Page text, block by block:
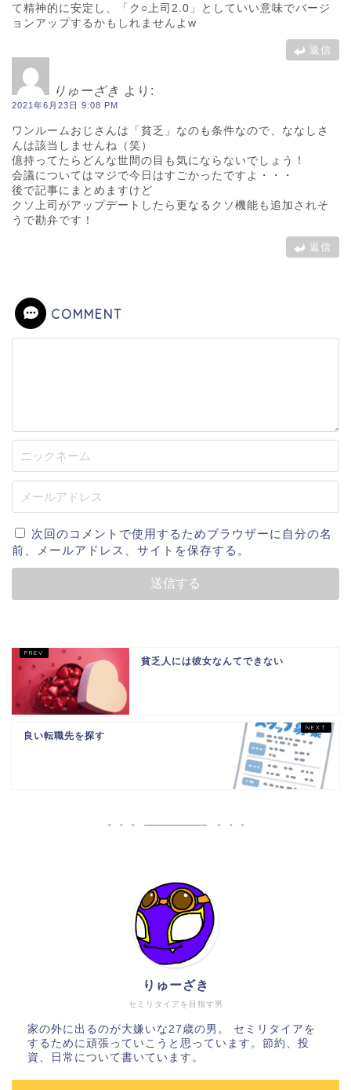
て精神的に安定し、「ク○上司2.0」としていい意味でバージ
ョンアップするかもしれませんよw
返信
りゅーざき より:
2021年6月23日 9:08 PM
ワンルームおじさんは「貧乏」なのも条件なので、ななしさ
んは該当しませんね（笑）
億持ってたらどんな世間の目も気にならないでしょう！
会議についてはマジで今日はすごかったですよ・・・
後で記事にまとめますけど
クソ上司がアップデートしたら更なるクソ機能も追加されそ
うで勘弁です！
返信
COMMENT
次回のコメントで使用するためブラウザーに自分の名
前、メールアドレス、サイトを保存する。
貧乏人には彼女なんてできない
良い転職先を探す
セミリタイアを目指す男
りゅーざき
家の外に出るのが大嫌いな27歳の男。 セミリタイアを
するために頑張っていこうと思っています。節約、投
資、日常について書いています。